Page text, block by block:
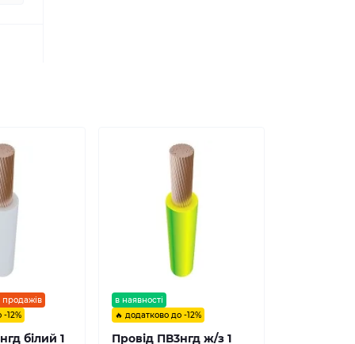
продажів
-12%
білий 1
в наявності
🔥 додатково до -12%
Провід ПВ3нгд ж/з 1